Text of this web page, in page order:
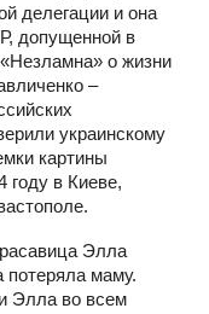
делегации и она
допущенной в
о жизни
–
украинскому
картины
году в Киеве,
Элла
маму.
Элла во всем